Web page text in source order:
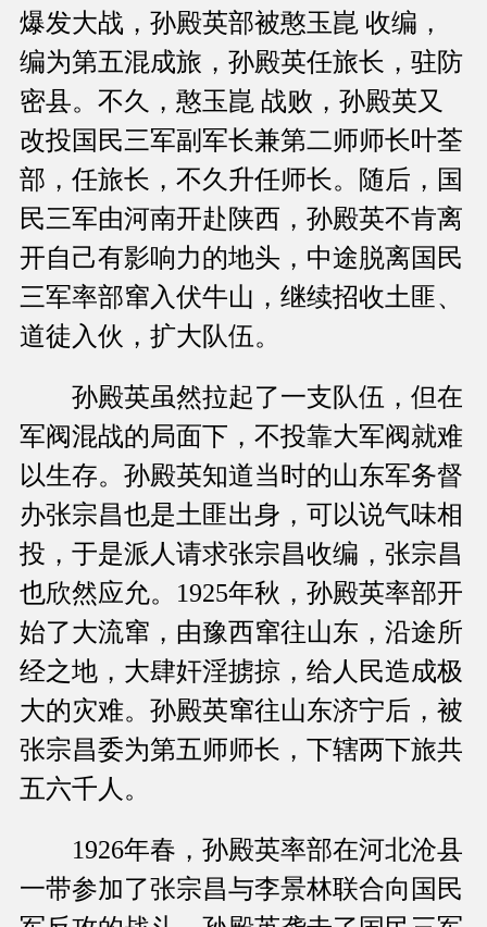
爆发大战，孙殿英部被憨玉崑 收编，
编为第五混成旅，孙殿英任旅长，驻防
密县。不久，憨玉崑 战败，孙殿英又
改投国民三军副军长兼第二师师长叶荃
部，任旅长，不久升任师长。随后，国
民三军由河南开赴陕西，孙殿英不肯离
开自己有影响力的地头，中途脱离国民
三军率部窜入伏牛山，继续招收土匪、
道徒入伙，扩大队伍。
孙殿英虽然拉起了一支队伍，但在
军阀混战的局面下，不投靠大军阀就难
以生存。孙殿英知道当时的山东军务督
办张宗昌也是土匪出身，可以说气味相
投，于是派人请求张宗昌收编，张宗昌
也欣然应允。1925年秋，孙殿英率部开
始了大流窜，由豫西窜往山东，沿途所
经之地，大肆奸淫掳掠，给人民造成极
大的灾难。孙殿英窜往山东济宁后，被
张宗昌委为第五师师长，下辖两下旅共
五六千人。
1926年春，孙殿英率部在河北沧县
一带参加了张宗昌与李景林联合向国民